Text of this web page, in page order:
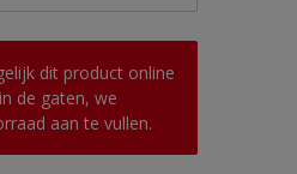
dit product online
de gaten, we
aan te vullen.